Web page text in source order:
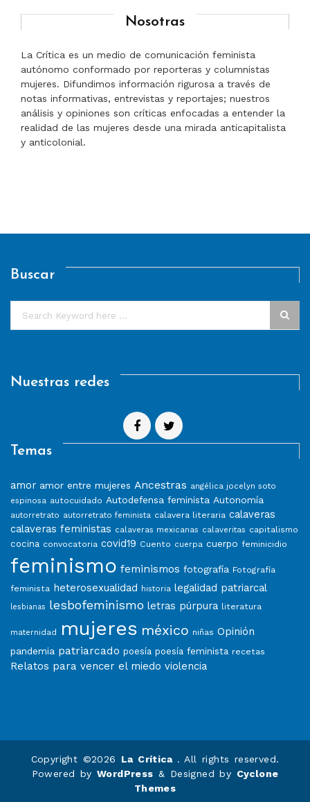
Nosotras
La Crítica es un medio de comunicación feminista
autónomo conformado por reporteras y columnistas
mujeres. Difundimos información rigurosa a través de
notas informativas, entrevistas y reportajes; nuestros
análisis y opiniones son críticas enfocadas a entender la
realidad de las mujeres desde una mirada anticapitalista
y anticolonial.
Buscar
Nuestras redes
Temas
amor amor entre mujeres Ancestras angélica jocelyn soto
espinosa autocuidado Autodefensa feminista Autonomía
autorretrato autorretrato feminista calavera literaria calaveras
calaveras feministas calaveras mexicanas calaveritas capitalismo
cocina convocatoria covid19 Cuento cuerpa cuerpo feminicidio
feminismo feminismos fotografía Fotografía
feminista heterosexualidad historia legalidad patriarcal
lesbianas lesbofeminismo letras púrpura literatura
maternidad mujeres méxico niñas Opinión
pandemia patriarcado poesía poesía feminista recetas
Relatos para vencer el miedo violencia
Copyright ©2026 La Crítica . All rights reserved.
Powered by WordPress & Designed by Cyclone
Themes